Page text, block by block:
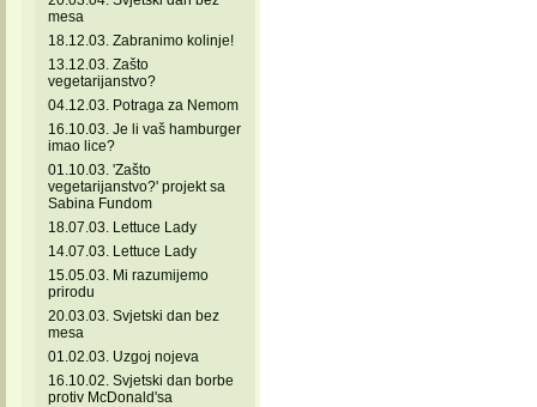
mesa
18.12.03. Zabranimo kolinje!
13.12.03. Zašto
vegetarijanstvo?
04.12.03. Potraga za Nemom
16.10.03. Je li vaš hamburger
imao lice?
01.10.03. 'Zašto
vegetarijanstvo?' projekt sa
Sabina Fundom
18.07.03. Lettuce Lady
14.07.03. Lettuce Lady
15.05.03. Mi razumijemo
prirodu
20.03.03. Svjetski dan bez
mesa
01.02.03. Uzgoj nojeva
16.10.02. Svjetski dan borbe
protiv McDonald'sa